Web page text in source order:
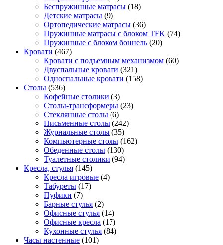
Беспружинные матрасы (18)
Детские матрасы (9)
Ортопедические матрасы (36)
Пружинные матрасы с блоком TFK (74)
Пружинные с блоком боннель (20)
Кровати (467)
Кровати с подъемным механизмом (60)
Двуспальные кровати (321)
Односпальные кровати (158)
Столы (536)
Кофейные столики (3)
Столы-трансформеры (23)
Стеклянные столы (6)
Письменные столы (242)
Журнальные столы (35)
Компьютерные столы (162)
Обеденные столы (130)
Туалетные столики (94)
Кресла, стулья (145)
Кресла игровые (4)
Табуреты (17)
Пуфики (7)
Барные стулья (2)
Офисные стулья (14)
Офисные кресла (17)
Кухонные стулья (84)
Часы настенные (101)